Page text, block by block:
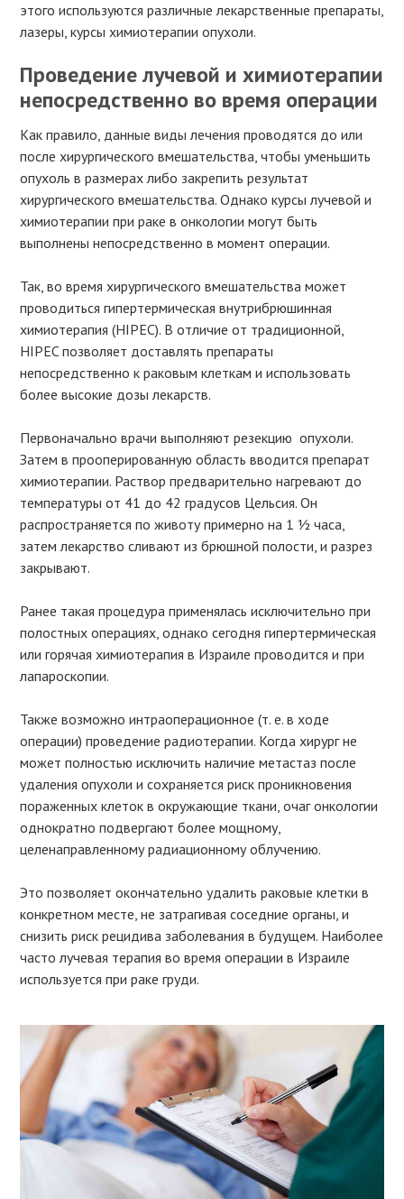
этого используются различные лекарственные препараты,
лазеры, курсы химиотерапии опухоли.
Проведение лучевой и химиотерапии
непосредственно во время операции
Как правило, данные виды лечения проводятся до или
после хирургического вмешательства, чтобы уменьшить
опухоль в размерах либо закрепить результат
хирургического вмешательства. Однако курсы лучевой и
химиотерапии при раке в онкологии могут быть
выполнены непосредственно в момент операции.
Так, во время хирургического вмешательства может
проводиться гипертермическая внутрибрюшинная
химиотерапия (HIPEC). В отличие от традиционной,
HIPEC позволяет доставлять препараты
непосредственно к раковым клеткам и использовать
более высокие дозы лекарств.
Первоначально врачи выполняют резекцию опухоли.
Затем в прооперированную область вводится препарат
химиотерапии. Раствор предварительно нагревают до
температуры от 41 до 42 градусов Цельсия. Он
распространяется по животу примерно на 1 ½ часа,
затем лекарство сливают из брюшной полости, и разрез
закрывают.
Ранее такая процедура применялась исключительно при
полостных операциях, однако сегодня гипертермическая
или горячая химиотерапия в Израиле проводится и при
лапароскопии.
Также возможно интраоперационное (т. е. в ходе
операции) проведение радиотерапии. Когда хирург не
может полностью исключить наличие метастаз после
удаления опухоли и сохраняется риск проникновения
пораженных клеток в окружающие ткани, очаг онкологии
однократно подвергают более мощному,
целенаправленному радиационному облучению.
Это позволяет окончательно удалить раковые клетки в
конкретном месте, не затрагивая соседние органы, и
снизить риск рецидива заболевания в будущем. Наиболее
часто лучевая терапия во время операции в Израиле
используется при раке груди.